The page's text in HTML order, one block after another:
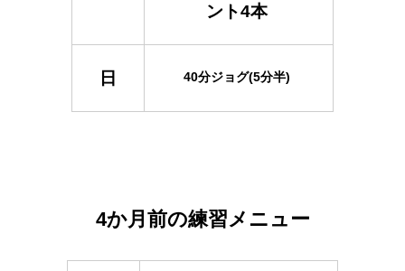
ント4本
日 40分ジョグ(5分半)
4か月前の練習メニュー